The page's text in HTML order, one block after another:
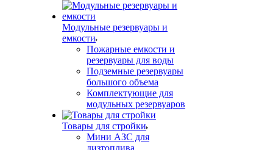
Модульные резервуары и
емкости
Пожарные емкости и
резервуары для воды
Подземные резервуары
большого объема
Комплектующие для
модульных резервуаров
Товары для стройки
Мини АЗС для
дизтоплива